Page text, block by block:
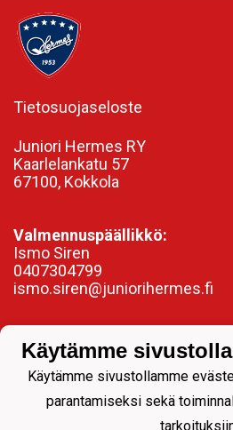
Tietosuojaseloste
Juniori Hermes RY
Kaarlelankatu 57
67100, Kokkola
Valmennuspäällikkö:
Ismo Siren
0407304799
ismo.siren@juniorihermes.fi
Käytämme
Käytämme sivustollamme
parantamiseksi sekä